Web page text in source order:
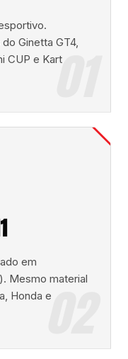
01
Ginetta GT4,
CUP e Kart
02
em
Mesmo material
Honda e